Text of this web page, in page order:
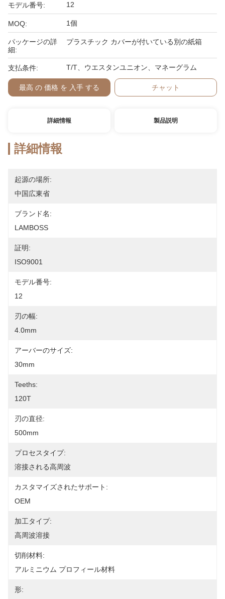
モデル番号: 12
MOQ: 1個
パッケージの詳
細:
プラスチック カバーが付いている別の紙箱
支払条件: T/T、ウエスタンユニオン、マネーグラム
最高 の 価格 を 入手 する チャット
詳細情報 製品説明
詳細情報
起源の場所:
中国広東省
ブランド名:
LAMBOSS
証明:
ISO9001
モデル番号:
12
刃の幅:
4.0mm
アーバーのサイズ:
30mm
Teeths:
120T
刃の直径:
500mm
プロセスタイプ:
溶接される高周波
カスタマイズされたサポート:
OEM
加工タイプ:
高周波溶接
切削材料:
アルミニウム プロフィール材料
形: